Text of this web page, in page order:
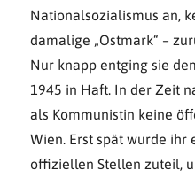
Nationalsozialismus an,
damalige „Ostmark“ –
Nur knapp entging sie
1945 in Haft. In der Zeit
als Kommunistin keine
Wien. Erst spät wurde ihr
offiziellen Stellen zuteil,